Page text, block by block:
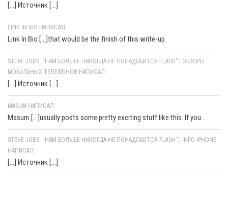
[…] Источник […]
LINK IN BIO НАПИСАЛ:
Link In Bio [...]that would be the finish of this write-up.
STEVE JOBS: “НАМ БОЛЬШЕ НИКОГДА НЕ ПОНАДОБИТСЯ FLASH” | ОБЗОРЫ
МОБИЛЬНЫХ ТЕЛЕФОНОВ НАПИСАЛ:
[…] Источник […]
MASUM НАПИСАЛ:
Masum [...]usually posts some pretty exciting stuff like this. If you...
STEVE JOBS: “НАМ БОЛЬШЕ НИКОГДА НЕ ПОНАДОБИТСЯ FLASH” | INFO-IPHONE
НАПИСАЛ:
[…] Источник […]